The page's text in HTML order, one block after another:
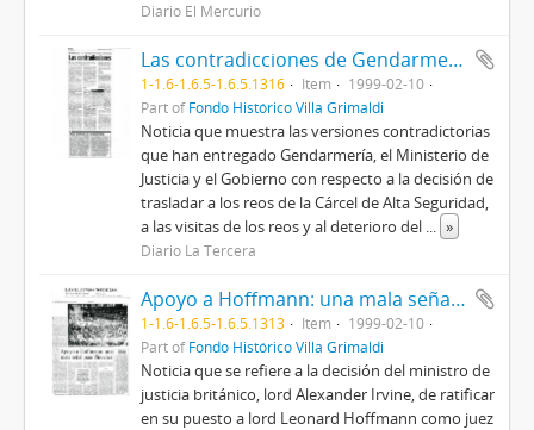
Diario El Mercurio
Las contradicciones de Gendarmería en el desalojo de la CAS
1-1.6-1.6.5-1.6.5.1316 Item
1999-02-10
Part ofFondo Histórico Villa Grimaldi
Noticia que muestra las versiones contradictorias
que han entregado Gendarmería, el Ministerio de
Justicia y el Gobierno con respecto a la decisión de
trasladar a los reos de la Cárcel de Alta Seguridad,
a las visitas de los reos y al deterioro del ... »
Diario La Tercera
Apoyo a Hoffmann: una mala señal para Pinochet
1-1.6-1.6.5-1.6.5.1313 Item
1999-02-10
Part ofFondo Histórico Villa Grimaldi
Noticia que se refiere a la decisión del ministro de
justicia británico, lord Alexander Irvine, de ratificar
en su puesto a lord Leonard Hoffmann como juez